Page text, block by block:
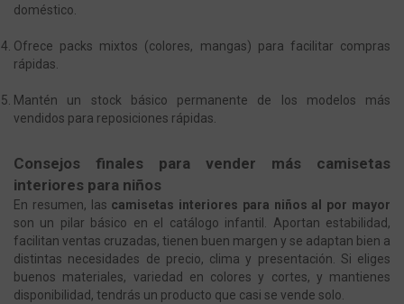
doméstico.
Ofrece packs mixtos (colores, mangas) para facilitar compras
rápidas.
Mantén un stock básico permanente de los modelos más
vendidos para reposiciones rápidas.
Consejos finales para vender más camisetas
interiores para niños
En resumen, las camisetas interiores para niños al por mayor
son un pilar básico en el catálogo infantil. Aportan estabilidad,
facilitan ventas cruzadas, tienen buen margen y se adaptan bien a
distintas necesidades de precio, clima y presentación. Si eliges
buenos materiales, variedad en colores y cortes, y mantienes
disponibilidad, tendrás un producto que casi se vende solo.